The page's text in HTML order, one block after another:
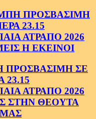
ΠΡΟΣΒΑΣΙΜΗ
23.15
ΑΤΡΑΠΟ 2026
Η ΕΚΕΙΝΟΙ
ΠΡΟΣΒΑΣΙΜΗ ΣΕ
ΑΤΡΑΠΟ 2026
ΣΤΗΝ ΘΕΟΥΤΑ